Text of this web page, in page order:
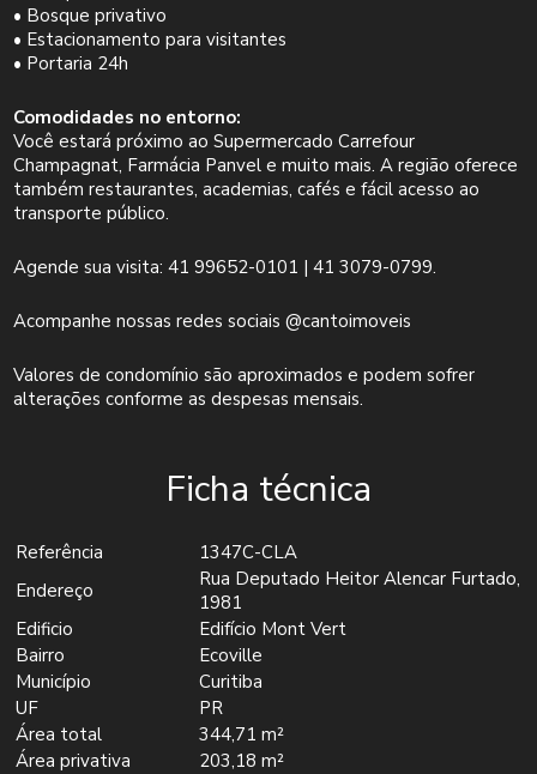
• Bosque privativo
• Estacionamento para visitantes
• Portaria 24h
Comodidades no entorno:
Você estará próximo ao Supermercado Carrefour
Champagnat, Farmácia Panvel e muito mais. A região oferece
também restaurantes, academias, cafés e fácil acesso ao
transporte público.
Agende sua visita: 41 99652-0101 | 41 3079-0799.
Acompanhe nossas redes sociais @cantoimoveis
Valores de condomínio são aproximados e podem sofrer
alterações conforme as despesas mensais.
Ficha técnica
Referência
1347C-CLA
Endereço
Rua Deputado Heitor Alencar Furtado,
1981
Edificio
Edifício Mont Vert
Bairro
Ecoville
Município
Curitiba
UF
PR
Área total
344,71 m²
Área privativa
203,18 m²